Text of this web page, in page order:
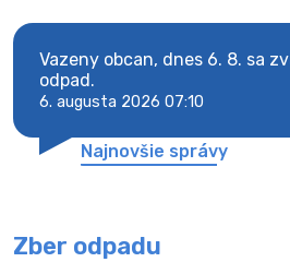
Vazeny obcan, dnes 6. 8. sa
odpad.
6. augusta 2026 07:10
Najnovšie správy
Zber odpadu